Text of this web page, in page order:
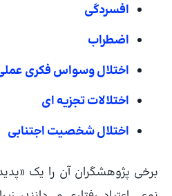
افسردگی
اضطراب
اختلال وسواس فکری
اختلالات تجزیه‌ ای
اختلال شخصیت اجتنابی
برخی پژوهشگران آن را یک